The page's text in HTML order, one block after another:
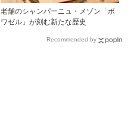
老舗のシャンパーニュ・メゾン「ボ
ワゼル」が刻む新たな歴史
Recommended by